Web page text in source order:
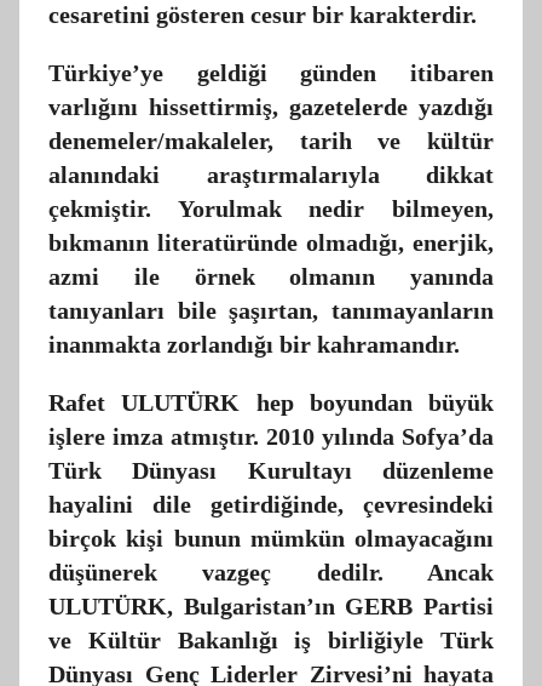
cesaretini gösteren cesur bir karakterdir.
Türkiye’ye geldiği günden itibaren
varlığını hissettirmiş, gazetelerde yazdığı
denemeler/makaleler, tarih ve kültür
alanındaki araştırmalarıyla dikkat
çekmiştir. Yorulmak nedir bilmeyen,
bıkmanın literatüründe olmadığı, enerjik,
azmi ile örnek olmanın yanında
tanıyanları bile şaşırtan, tanımayanların
inanmakta zorlandığı bir kahramandır.
Rafet ULUTÜRK hep boyundan büyük
işlere imza atmıştır. 2010 yılında Sofya’da
Türk Dünyası Kurultayı düzenleme
hayalini dile getirdiğinde, çevresindeki
birçok kişi bunun mümkün olmayacağını
düşünerek vazgeç dedilr. Ancak
ULUTÜRK, Bulgaristan’ın GERB Partisi
ve Kültür Bakanlığı iş birliğiyle Türk
Dünyası Genç Liderler Zirvesi’ni hayata